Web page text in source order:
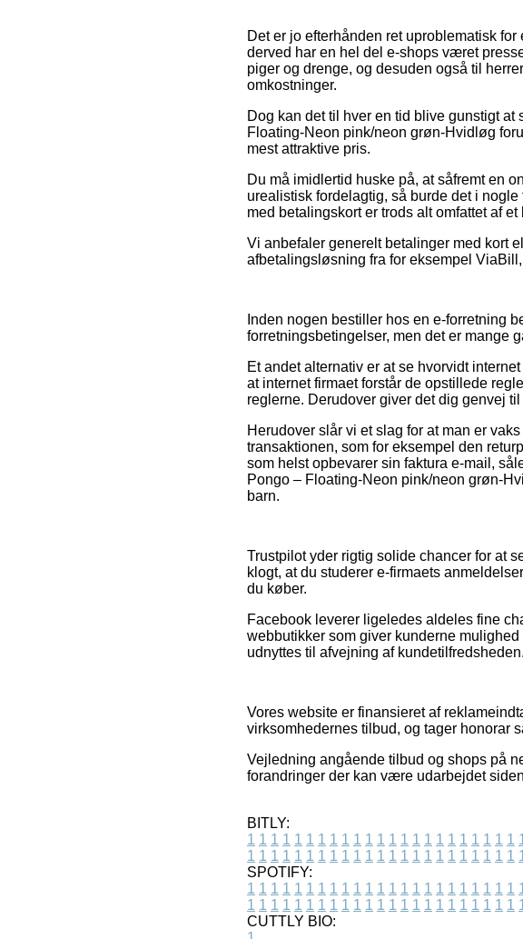
Det er jo efterhånden ret uproblematisk
derved har en hel del e-shops været
piger og drenge, og desuden også til
omkostninger.
Dog kan det til hver en tid blive gunstigt
Floating-Neon pink/neon grøn-Hvidløg
mest attraktive pris.
Du må imidlertid huske på, at såfremt en
urealistisk fordelagtig, så burde det i
med betalingskort er trods alt omfattet af
Vi anbefaler generelt betalinger med kort
afbetalingsløsning fra for eksempel
Inden nogen bestiller hos en e-forretning
forretningsbetingelser, men det er mange
Et andet alternativ er at se hvorvidt
at internet firmaet forstår de opstillede
reglerne. Derudover giver det dig genvej
Herudover slår vi et slag for at man er
transaktionen, som for eksempel den
som helst opbevarer sin faktura e-mail,
Pongo – Floating-Neon pink/neon grøn-
barn.
Trustpilot yder rigtig solide chancer for at
klogt, at du studerer e-firmaets
du køber.
Facebook leverer ligeledes aldeles fine
webbutikker som giver kunderne
udnyttes til afvejning af kundetilfredsheden.
Vores website er finansieret af
virksomhedernes tilbud, og tager honorar
Vejledning angående tilbud og shops på
forandringer der kan være udarbejdet
BITLY:
1 1 1 1 1 1 1 1 1 1 1 1 1 1 1 1 1 1 1 1 1 1 1
1 1 1 1 1 1 1 1 1 1 1 1 1 1 1 1 1 1 1 1 1 1 1
SPOTIFY:
1 1 1 1 1 1 1 1 1 1 1 1 1 1 1 1 1 1 1 1 1 1 1
1 1 1 1 1 1 1 1 1 1 1 1 1 1 1 1 1 1 1 1 1 1 1
CUTTLY BIO: